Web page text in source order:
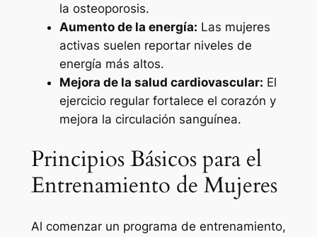
la osteoporosis.
Aumento de la energía: Las mujeres
activas suelen reportar niveles de
energía más altos.
Mejora de la salud cardiovascular: El
ejercicio regular fortalece el corazón y
mejora la circulación sanguínea.
Principios Básicos para el
Entrenamiento de Mujeres
Al comenzar un programa de entrenamiento,